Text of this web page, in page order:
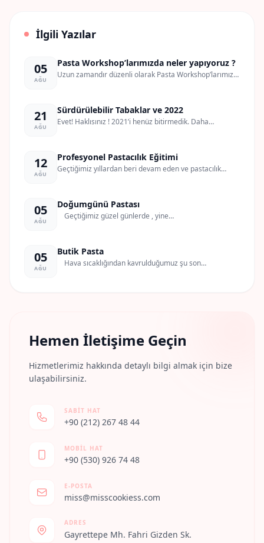
İlgili Yazılar
05
AĞU
Pasta Workshop’larımızda neler yapıyoruz ?
Uzun zamandır düzenli olarak Pasta Workshop’larımızı
21
AĞU
Sürdürülebilir Tabaklar ve 2022
Evet! Haklısınız ! 2021’i henüz bitirmedik. Daha…
12
AĞU
Profesyonel Pastacılık Eğitimi
Geçtiğimiz yıllardan beri devam eden ve pastacılık…
05
AĞU
Doğumgünü Pastası
Geçtiğimiz güzel günlerde , yine…
05
AĞU
Butik Pasta
Hava sıcaklığından kavrulduğumuz şu son…
Hemen İletişime Geçin
Hizmetlerimiz hakkında detaylı bilgi almak için bize
ulaşabilirsiniz.
SABIT HAT
+90 (212) 267 48 44
MOBIL HAT
+90 (530) 926 74 48
E-POSTA
miss@misscookiess.com
ADRES
Gayrettepe Mh. Fahri Gizden Sk.